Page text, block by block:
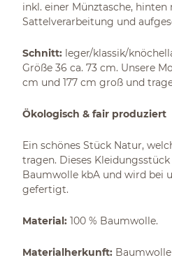
inkl. einer Münztasche,
Sattelverarbeitung und
Schnitt: leger/klassik/
Größe 36 ca. 73 cm. Unsere
cm und 177 cm groß und
Ökologisch & fair produziert
Ein schönes Stück Natur,
tragen. Dieses
Baumwolle kbA und wird bei
gefertigt.
Material: 100 % Baumwolle.
Materialherkunft: